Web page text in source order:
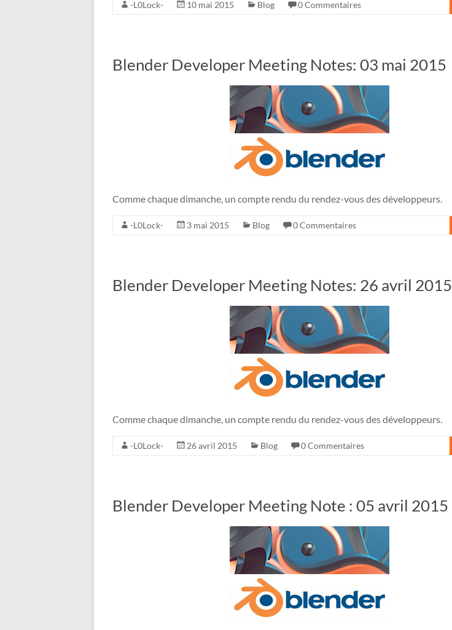
-L0Lock- 10 mai 2015 Blog 0 Commentaires
Blender Developer Meeting Notes: 03 mai 2015
Comme chaque dimanche, un compte rendu du rendez-vous des développeurs.
-L0Lock- 3 mai 2015 Blog 0 Commentaires
Blender Developer Meeting Notes: 26 avril 2015
Comme chaque dimanche, un compte rendu du rendez-vous des développeurs.
-L0Lock- 26 avril 2015 Blog 0 Commentaires
Blender Developer Meeting Note : 05 avril 2015